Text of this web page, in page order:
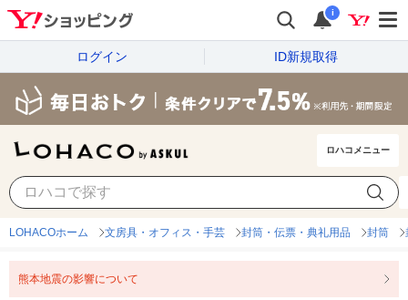
i
ログイン ID新規取得
ロハコメニュー
LOHACOホーム 文房具・オフィス・手芸 封筒・伝票・典礼用品 封筒
熊本地震の影響について